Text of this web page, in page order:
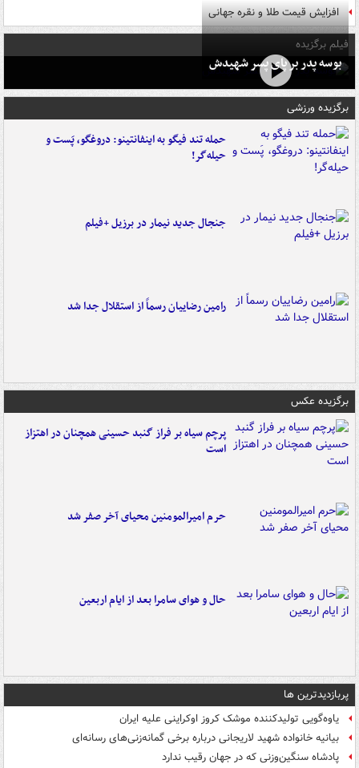
افزایش قیمت طلا و نقره جهانی
فیلم برگزیده
بوسه‌ پدر بر پای پسر شهیدش
برگزیده ورزشی
حمله تند فیگو به اینفانتینو: دروغگو، پَست‌ و
حیله‌گر!
جنجال جدید نیمار در برزیل +فیلم
رامین رضاییان رسماً از استقلال جدا شد
برگزیده عکس
پرچم سیاه بر فراز گنبد حسینی همچنان در اهتزاز
است
حرم امیرالمومنین محیای آخر صفر شد
حال و هوای سامرا بعد از ایام اربعین
پربازدیدترین ها
یاوه‌گویی تولیدکننده موشک کروز اوکراینی علیه ایران
بیانیه خانواده شهید لاریجانی درباره برخی گمانه‌زنی‌های رسانه‌ای
پادشاه سنگین‌وزنی که در جهان رقیب ندارد